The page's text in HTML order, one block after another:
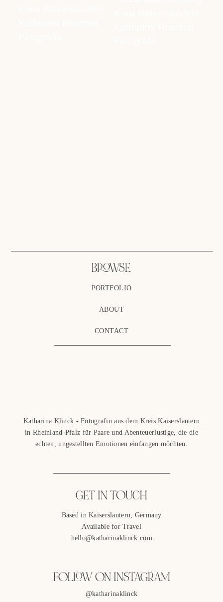
BROWSE
GET IN TOUCH
PORTFOLIO
ABOUT
CONTACT
Based in Kaiserslautern, Germany
Available for Travel
hello@katharinaklinck.com
Katharina Klinck - Fotografin aus dem Kreis Kaiserslautern
in Rheinland-Pfalz für Paare und Abenteuerlustige, die die
echten, ungestellten Emotionen einfangen möchten.
FOLLOW ON INSTAGRAM
@katharinaklinck